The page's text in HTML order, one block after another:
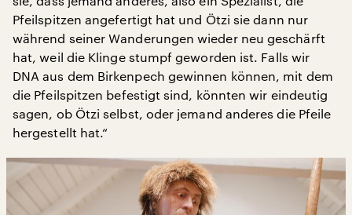
Pfeilspitzen angefertigt hat und Ötzi sie dann nur
während seiner Wanderungen wieder neu geschärft
hat, weil die Klinge stumpf geworden ist. Falls wir
DNA aus dem Birkenpech gewinnen können, mit dem
die Pfeilspitzen befestigt sind, könnten wir eindeutig
sagen, ob Ötzi selbst, oder jemand anderes die Pfeile
hergestellt hat.“